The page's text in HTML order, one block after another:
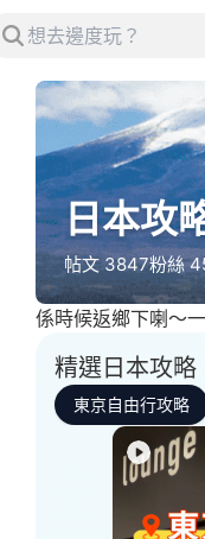
日本攻
帖文3847粉絲
係時候返鄉下喇～
精選日本攻略
東京自由行攻略